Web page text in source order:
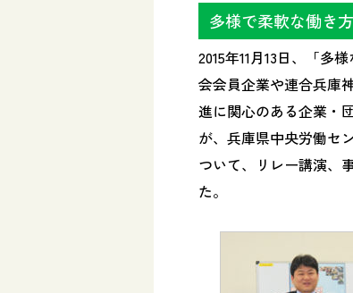
多様で柔軟な働き
2015年11月13日、「多
会会員企業や連合兵庫
進に関心のある企業・
が、兵庫県中央労働セ
ついて、リレー講演、
た。